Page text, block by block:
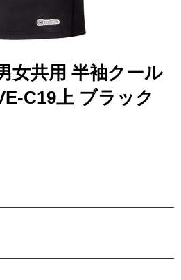
女共用 半袖クール
C19上 ブラック